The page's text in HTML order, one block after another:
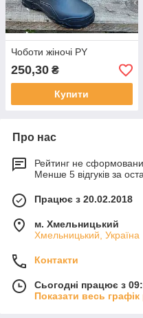
Чоботи жіночі PY
250,30 ₴
Купити
Про нас
Рейтинг не
Менше 5 відгуків за
Працює з 20.02.2018
м. Хмельницький
Хмельницький, Україна
Контакти
Сьогодні працює з
Показати весь